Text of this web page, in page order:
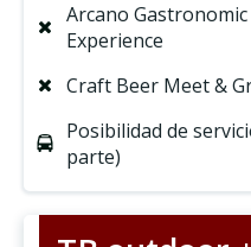
Arcano Gastronomic
Experience
Craft Beer Meet &
Posibilidad de
parte)